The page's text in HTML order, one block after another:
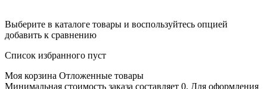
Выберите в каталоге товары и воспользуйтесь опцией
добавить к сравнению
Список избранного пуст
Моя корзина Отложенные товары
Минимальная стоимость заказа составляет 0. Для оформления